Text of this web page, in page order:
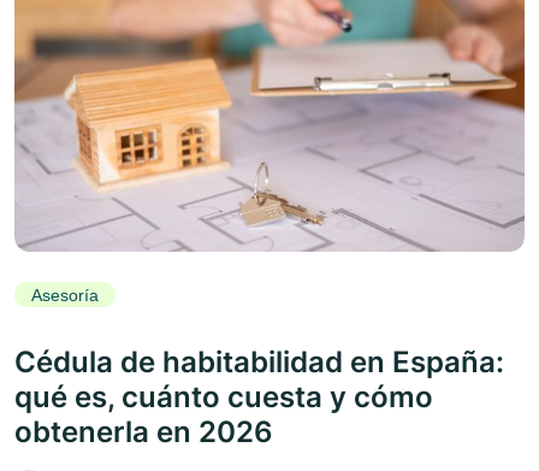
Asesoría
Cédula de habitabilidad en España:
qué es, cuánto cuesta y cómo
obtenerla en 2026